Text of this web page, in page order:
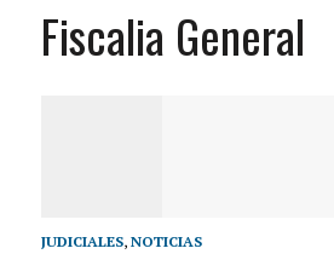
Fiscalia General
JUDICIALES, NOTICIAS